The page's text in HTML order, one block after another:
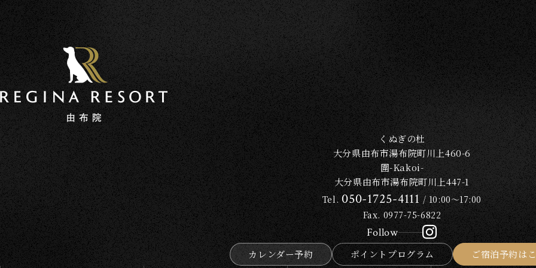
くぬぎの杜
大分県由布市湯布院町川上460-6
圍-Kakoi-
大分県由布市湯布院町川上447-1
Tel. 050-1725-4111/ 10:00～17:00
Fax. 0977-75-6822
Follow
カレンダー予約 ポイントプログラム
ご宿泊予約は
Q&A
ニュース＆トピックス
お問い合わせ
カレンダー予約 ポイントプログラム ご宿泊予約はこちら
個人情報保護方針 宿泊約款 利用規約 愛犬同伴宿泊規約 宿泊予約システム宿泊規約 食物アレルギー対応基本方針
グループ施設一覧